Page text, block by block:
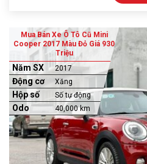
Mua Bán Xe Ô Tô Cũ Mini
Cooper 2017 Màu Đỏ Giá 930
Triệu
Năm SX 2017
Động cơ Xăng
Hộp số Số tự động
Odo 40,000 km